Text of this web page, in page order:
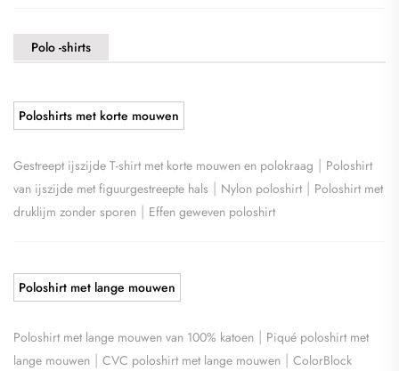
Polo -shirts
Poloshirts met korte mouwen
Gestreept ijszijde T-shirt met korte mouwen en polokraag | Poloshirt
van ijszijde met figuurgestreepte hals | Nylon poloshirt | Poloshirt met
druklijm zonder sporen | Effen geweven poloshirt
Poloshirt met lange mouwen
Poloshirt met lange mouwen van 100% katoen | Piqué poloshirt met
lange mouwen | CVC poloshirt met lange mouwen | ColorBlock